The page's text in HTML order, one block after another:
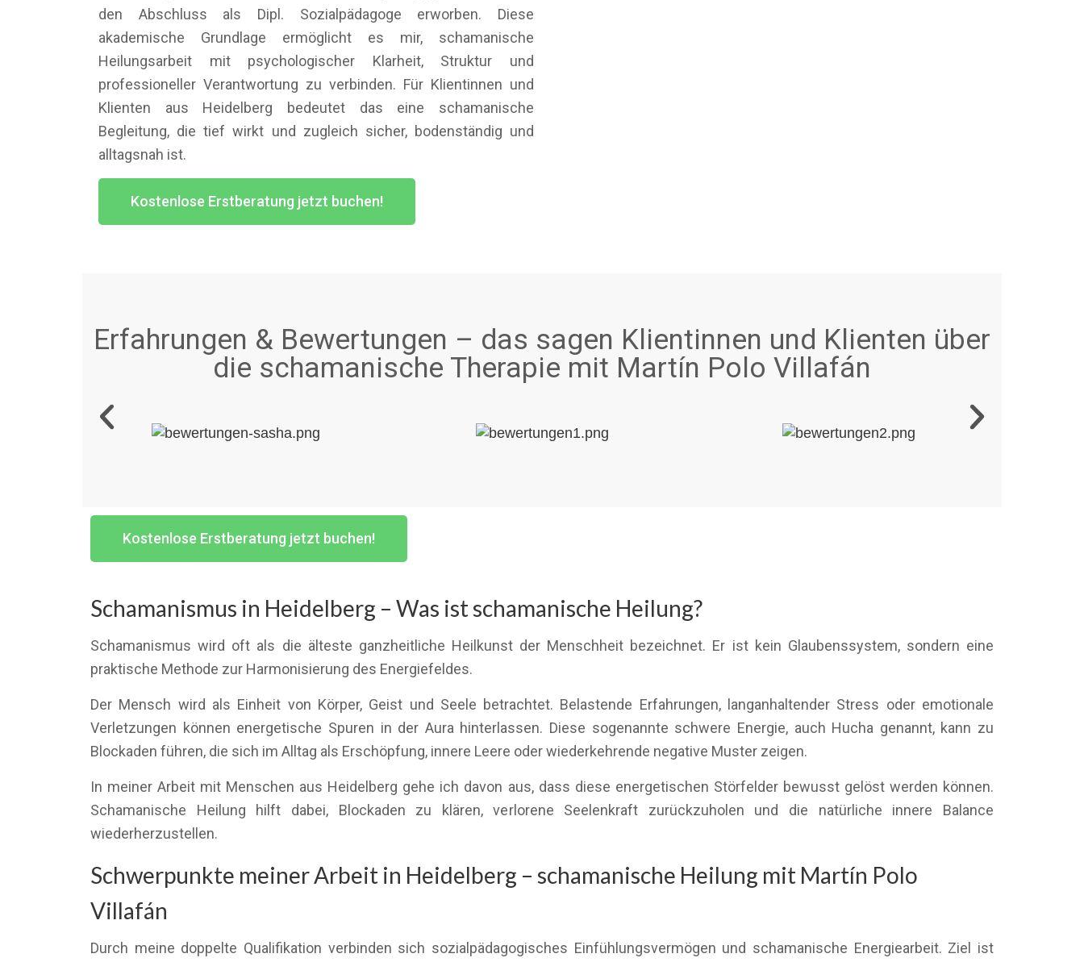
den Abschluss als Dipl. Sozialpädagoge erworben. Diese
akademische Grundlage ermöglicht es mir, schamanische
Heilungsarbeit mit psychologischer Klarheit, Struktur und
professioneller Verantwortung zu verbinden. Für Klientinnen und
Klienten aus Heidelberg bedeutet das eine schamanische
Begleitung, die tief wirkt und zugleich sicher, bodenständig und
alltagsnah ist.
Kostenlose Erstberatung jetzt buchen!
Erfahrungen & Bewertungen – das sagen Klientinnen und Klienten über
die schamanische Therapie mit Martín Polo Villafán
Kostenlose Erstberatung jetzt buchen!
Schamanismus in Heidelberg – Was ist schamanische Heilung?
Schamanismus wird oft als die älteste ganzheitliche Heilkunst der Menschheit bezeichnet. Er ist kein Glaubenssystem, sondern eine
praktische Methode zur Harmonisierung des Energiefeldes.
Der Mensch wird als Einheit von Körper, Geist und Seele betrachtet. Belastende Erfahrungen, langanhaltender Stress oder emotionale
Verletzungen können energetische Spuren in der Aura hinterlassen. Diese sogenannte schwere Energie, auch Hucha genannt, kann zu
Blockaden führen, die sich im Alltag als Erschöpfung, innere Leere oder wiederkehrende negative Muster zeigen.
In meiner Arbeit mit Menschen aus Heidelberg gehe ich davon aus, dass diese energetischen Störfelder bewusst gelöst werden können.
Schamanische Heilung hilft dabei, Blockaden zu klären, verlorene Seelenkraft zurückzuholen und die natürliche innere Balance
wiederherzustellen.
Schwerpunkte meiner Arbeit in Heidelberg – schamanische Heilung mit Martín Polo
Villafán
Durch meine doppelte Qualifikation verbinden sich sozialpädagogisches Einfühlungsvermögen und schamanische Energiearbeit. Ziel ist